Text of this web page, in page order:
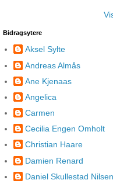
Bidragsytere
Aksel Sylte
Andreas Almås
Ane Kjenaas
Angelica
Carmen
Cecilia Engen Omholt
Christian Haare
Damien Renard
Daniel Skullestad Nilsen